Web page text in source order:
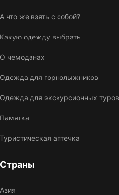
А что же взять с собой?
Какую одежду выбрать
О чемоданах
Одежда для горнолыжников
Одежда для экскурсионных туров
Памятка
Туристическая аптечка
Страны
Азия